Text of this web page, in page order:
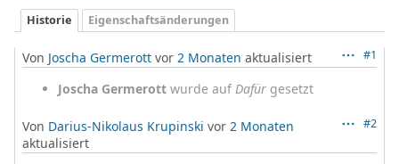
Historie Eigenschaftsänderungen
#1
Von Joscha Germerott vor 2 Monaten aktualisiert
Joscha Germerott wurde auf Dafür gesetzt
#2
Von Darius-Nikolaus Krupinski vor 2 Monaten
aktualisiert